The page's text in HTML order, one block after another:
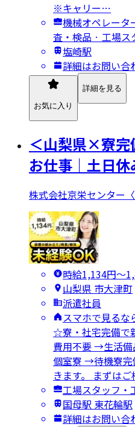
※キャリー…
機械オペレータ
査・検品 · 工場
塩崎駅
詳細はお問い合
お気に入り
詳細を見る
＜山梨県×寮完
お仕事｜土日休
株式会社京栄センター
時給1,134円〜
山梨県 市大津町
派遣社員
スマホで見るな
☆寮・社宅完備で
費用不要 →生活
個室寮 →待機寮完
きます。 まずは
工場スタッフ・
国母駅 東花輪駅
詳細はお問い合